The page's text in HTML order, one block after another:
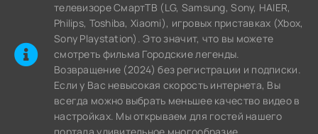
телевизоре СмартТВ (LG, Samsung, Sony, HAIER,
Philips, Toshiba, Xiaomi), игровых приставках (Xbox,
Sony Playstation). Это значит, что вы можете
cмотреть фильма Городские легенды.
Возвращение (2024) без регистрации и подписки.
Если у Вас невысокая скорость интернета, Вы
всегда можно выбрать меньшее качество видео в
настройках. Мы открываем для гостей нашего